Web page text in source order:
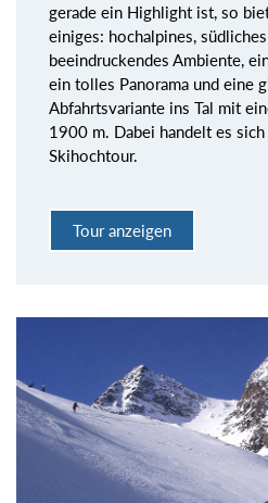
gerade ein Highlight ist, so
einiges: hochalpines,
beeindruckendes Ambiente,
ein tolles Panorama und eine
Abfahrtsvariante ins Tal mit
1900 m. Dabei handelt es
Skihochtour.
Tour anzeigen